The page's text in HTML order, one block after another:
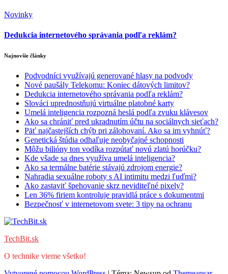
Novinky
Dedukcia internetového správania podľa reklám?
Najnovšie články
Podvodníci využívajú generované hlasy na podvody
Nové paušály Telekomu: Koniec dátových limitov?
Dedukcia internetového správania podľa reklám?
Slováci uprednostňujú virtuálne platobné karty
Umelá inteligencia rozpozná heslá podľa zvuku klávesov
Ako sa chrániť pred ukradnutím účtu na sociálnych sieťach?
Päť najčastejších chýb pri zálohovaní. Ako sa im vyhnúť?
Genetická štúdia odhaľuje neobyčajné schopnosti
Môžu bilióny ton vodíka rozpútať novú zlatú horúčku?
Kde všade sa dnes využíva umelá inteligencia?
Ako sa termálne batérie stávajú zdrojom energie?
Nahradia sexuálne roboty s AI intimitu medzi ľuďmi?
Ako zastaviť špehovanie skrz neviditeľné pixely?
Len 36% firiem kontroluje pravidlá práce s dokumentmi
Bezpečnosť v internetovom svete: 3 tipy na ochranu
TechBit.sk
O technike vieme všetko!